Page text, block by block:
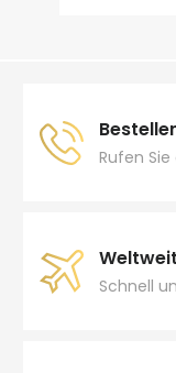
Rufen
Schnell